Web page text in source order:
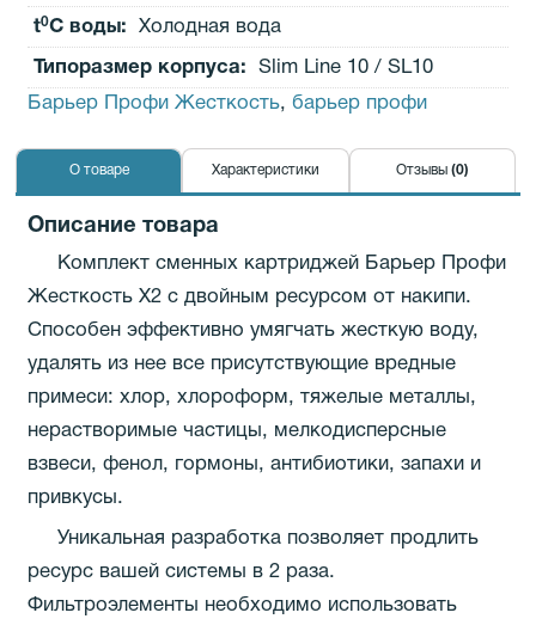
t0C воды: Холодная вода
Типоразмер корпуса:
Slim Line 10 / SL10
Барьер Профи Жесткость, барьер профи
О товаре Характеристики Отзывы (0)
Описание товара
Комплект сменных картриджей Барьер Профи
Жесткость Х2 с двойным ресурсом от накипи.
Способен эффективно умягчать жесткую воду,
удалять из нее все присутствующие вредные
примеси: хлор, хлороформ, тяжелые металлы,
нерастворимые частицы, мелкодисперсные
взвеси, фенол, гормоны, антибиотики, запахи и
привкусы.
Уникальная разработка позволяет продлить
ресурс вашей системы в 2 раза.
Фильтроэлементы необходимо использовать